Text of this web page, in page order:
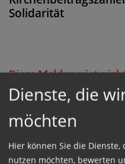
Solidarität
Diese Meldung ist
loggen Sie sich ein,
GESCHÜTZTER
Dienste, die
möchten
Hier können Sie die
nutzen möchten, bewerten